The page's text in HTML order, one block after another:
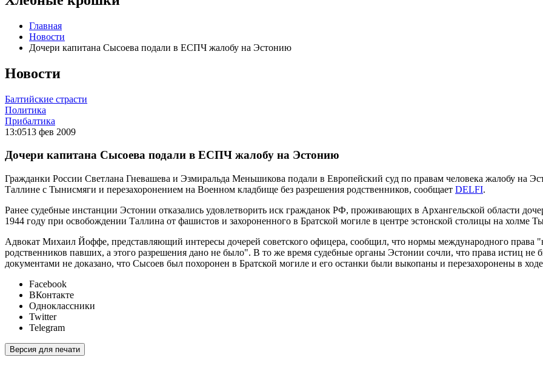
Главная
Новости
Дочери капитана Сысоева подали в ЕСПЧ жалобу на Эстонию
Новости
Балтийские страсти
Политика
Прибалтика
13:0513 фев 2009
Дочери капитана Сысоева подали в ЕСПЧ жалобу на Эстонию
Гражданки России Светлана Гневашева и Эзмиральда Меньшикова подали в Европейский суд по правам человека жалобу на
Таллине с Тынисмяги и перезахоронением на Военном кладбище без разрешения родственников, сообщает DELFI.
Ранее судебные инстанции Эстонии отказались удовлетворить иск гражданок РФ, проживающих в Архангельской области
1944 году при освобождении Таллина от фашистов и захороненного в Братской могиле в центре эстонской столицы на холме
Адвокат Михаил Йоффе, представляющий интересы дочерей советского офицера, сообщил, что нормы международного права
родственников павших, а этого разрешения дано не было". В то же время судебные органы Эстонии сочли, что права истиц
документами не доказано, что Сысоев был похоронен в Братской могиле и его останки были выкопаны и перезахоронены в
Facebook
ВКонтакте
Одноклассники
Twitter
Telegram
Версия для печати